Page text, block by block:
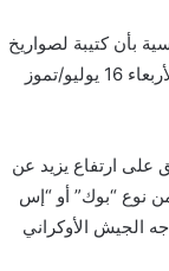
بأن كتيبة لصواريخ
“بوك” تابعة للقوات المسلحة الأوكرانية وصلت الأربعاء 16 يوليو/تموز
على ارتفاع يزيد عن
من نوع “بوك” أو “إس
الجيش الأوكراني